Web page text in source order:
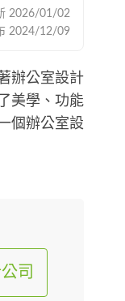
辦公室設計
美學、功能
個辦公室設
2026/01/02
2024/12/09
司